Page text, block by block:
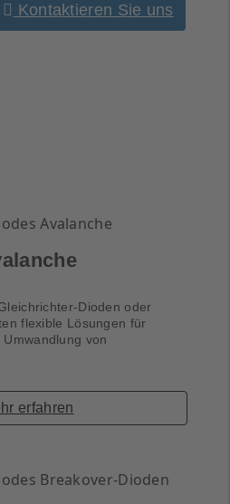
Kontaktieren Sie uns
Dioden oder
flexible Lösungen für
von
erfahren